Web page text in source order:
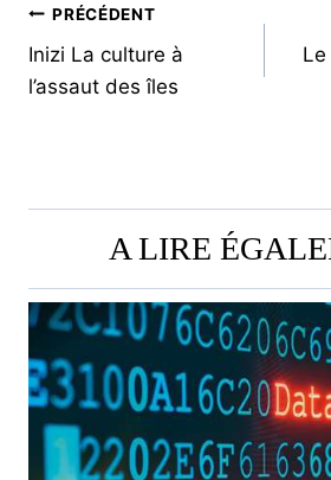
NAVIGATION
DE
PRÉCÉDENT
Inizi La culture à
l’assaut des îles
Le
A LIRE